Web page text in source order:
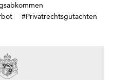
#Privatrechtsgutachten